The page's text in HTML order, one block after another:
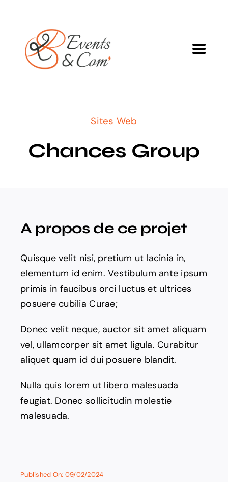
contenu
Toggle
Projets
Sites Web
Chances Group
A propos de ce projet
Quisque velit nisi, pretium ut lacinia in,
elementum id enim. Vestibulum ante ipsum
primis in faucibus orci luctus et ultrices
posuere cubilia Curae;
Donec velit neque, auctor sit amet aliquam
vel, ullamcorper sit amet ligula. Curabitur
aliquet quam id dui posuere blandit.
Nulla quis lorem ut libero malesuada
feugiat. Donec sollicitudin molestie
malesuada.
Published On: 09/02/2024